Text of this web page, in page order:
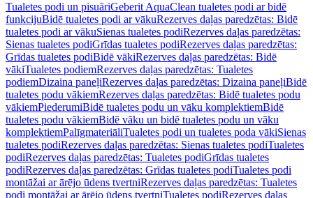
Tualetes podi un pisuāriGeberit AquaClean tualetes podi ar bidē
funkcijuBidē tualetes podi ar vākuRezerves daļas paredzētas: Bidē
tualetes podi ar vākuSienas tualetes podiRezerves daļas paredzētas:
Sienas tualetes podiGrīdas tualetes podiRezerves daļas paredzētas:
Grīdas tualetes podiBidē vākiRezerves daļas paredzētas: Bidē
vākiTualetes podiemRezerves daļas paredzētas: Tualetes
podiemDizaina paneļiRezerves daļas paredzētas: Dizaina paneļiBidē
tualetes podu vākiemRezerves daļas paredzētas: Bidē tualetes podu
vākiemPiederumiBidē tualetes podu un vāku komplektiemBidē
tualetes podu vākiemBidē vāku un bidē tualetes podu un vāku
komplektiemPalīgmateriāliTualetes podi un tualetes poda vākiSienas
tualetes podiRezerves daļas paredzētas: Sienas tualetes podiTualetes
podiRezerves daļas paredzētas: Tualetes podiGrīdas tualetes
podiRezerves daļas paredzētas: Grīdas tualetes podiTualetes podi
montāžai ar ārējo ūdens tvertniRezerves daļas paredzētas: Tualetes
podi montāžai ar ārējo ūdens tvertniTualetes podiRezerves daļas